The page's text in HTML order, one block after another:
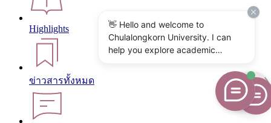
Highlights
ข่าวสารทั้งหมด
👋 Hello and welcome to
Chulalongkorn University. I can
help you explore academic